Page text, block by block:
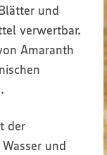
und
verwertbar.
Amaranth
der
und